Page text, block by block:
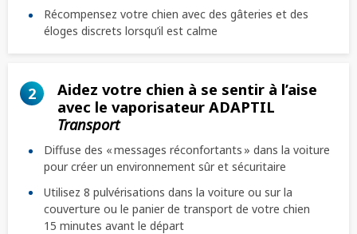
Récompensez votre chien avec des gâteries et des
éloges discrets lorsqu’il est calme
2
Aidez votre chien à se sentir à l’aise
avec le vaporisateur ADAPTIL
Transport
Diffuse des « messages réconfortants » dans la voiture
pour créer un environnement sûr et sécuritaire
Utilisez 8 pulvérisations dans la voiture ou sur la
couverture ou le panier de transport de votre chien
15 minutes avant le départ